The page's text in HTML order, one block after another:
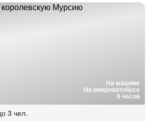
На машине
На микроавтобусе
6 часов
3 чел.